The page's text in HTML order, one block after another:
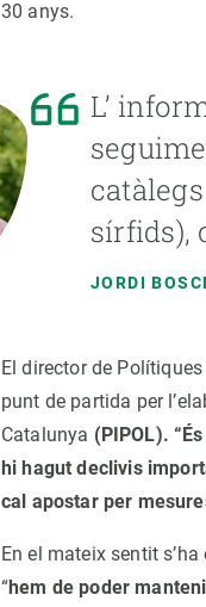
30 anys.
L’
sírfids),
JORDI
El director de
punt de partida per
Catalunya (PIPOL).
hi hagut declivis
cal apostar per
En el mateix sentit
“hem de poder